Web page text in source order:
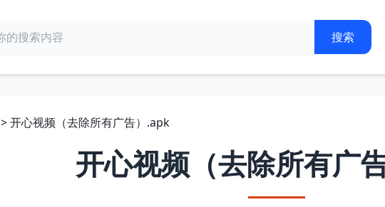
> 开心视频（去除所有广告）.apk
开心视频（去除所有广